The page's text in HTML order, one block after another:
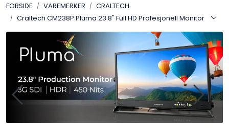
FORSIDE VAREMERKER
CRALTECH
Craltech CM238P Pluma 23.8" Full HD Profesjonell Monitor
LYD
VAREMERKER
AKTUELT